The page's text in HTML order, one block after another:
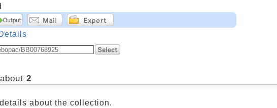
2
about the collection.